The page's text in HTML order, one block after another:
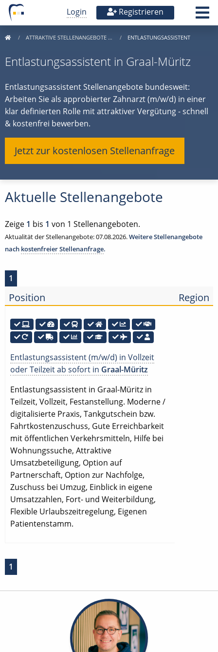
Login Registrieren
ATTRAKTIVE STELLENANGEBOTE … ENTLASTUNGSASSISTENT
Entlastungsassistent in Graal-Müritz
Entlastungsassistent Stellenangebote bundesweit:
Arbeiten Sie als approbierter Zahnarzt (m/w/d) in einer
klar definierten Rolle mit attraktiver Vergütung - schnell
& kostenfrei bewerben.
Jetzt zur kostenlosen Stellenanfrage
Aktuelle Stellenangebote
Zeige 1 bis 1 von 1 Stellenangeboten.
Aktualität der Stellenangebote: 07.08.2026.Weitere Stellenangebote
nach kostenfreier Stellenanfrage.
1
Position Region
Entlastungsassistent (m/w/d) in Vollzeit
oder Teilzeit ab sofort in Graal-Müritz
Entlastungsassistent in Graal-Müritz in
Teilzeit, Vollzeit, Festanstellung. Moderne /
digitalisierte Praxis, Tankgutschein bzw.
Fahrtkostenzuschuss, Gute Erreichbarkeit
mit öffentlichen Verkehrsmitteln, Hilfe bei
Wohnungssuche, Attraktive
Umsatzbeteiligung, Option auf
Partnerschaft, Option zur Nachfolge,
Zuschuss bei Umzug, Einblick in eigene
Umsatzzahlen, Fort- und Weiterbildung,
Flexible Urlaubszeitregelung, Eigenen
Patientenstamm.
1